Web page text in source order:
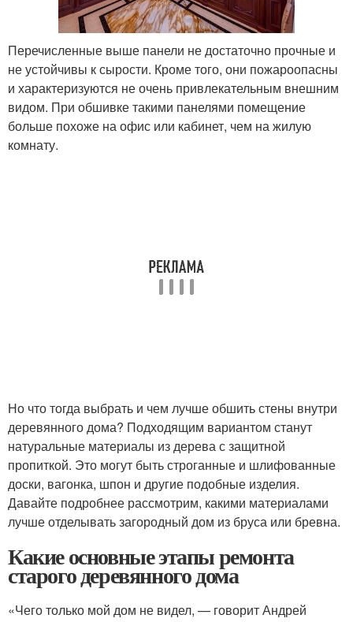
Перечисленные выше панели не достаточно прочные и
не устойчивы к сырости. Кроме того, они пожароопасны
и характеризуются не очень привлекательным внешним
видом. При обшивке такими панелями помещение
больше похоже на офис или кабинет, чем на жилую
комнату.
Но что тогда выбрать и чем лучше обшить стены внутри
деревянного дома? Подходящим вариантом станут
натуральные материалы из дерева с защитной
пропиткой. Это могут быть строганные и шлифованные
доски, вагонка, шпон и другие подобные изделия.
Давайте подробнее рассмотрим, какими материалами
лучше отделывать загородный дом из бруса или бревна.
Какие основные этапы ремонта
старого деревянного дома
«Чего только мой дом не видел, — говорит Андрей